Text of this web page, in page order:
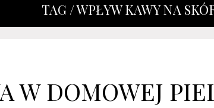
TAG / WPŁYW KAWY NA
W DOMOWEJ